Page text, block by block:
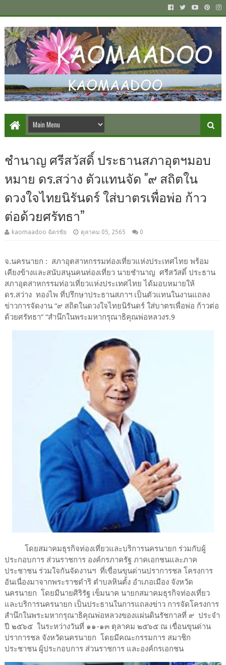
ชำนาญ​ ศรีสวัสดิ์​ ประธาน​สภา​อุตฯมอบ
หมาย​ ดร.สว่าง​ ตัวแทน​จัด​ "๙ สถิตใน
ดวงใจไทยนิรันดร์ ใส่บาตรเพื่อพ่อ ก้าว
ต่อด้วยศรัทธา”
kaomaadoo ฉัตรชัย ตุลาคม 05, 2565 0
จ.นครนายก : สภาอุตสาหกรรมท่องเที่ยวแห่งประเทศไทย พร้อม
เคียงข้างและสนับสนุนคนท่องเที่ยว นายชำนาญ ศรีสวัสดิ์ ประธาน
สภาอุตสาหกรรมท่อวเที่ยวแห่งประเทศไทย ได้มอบหมายให้
ดร.สว่าง ทองไพ ที่ปรึกษาประธานสภาฯ เป็นตัวแทนในงานแถลง
ข่าวการจัดงาน “๙ สถิตในดวงใจไทยนิรันดร์ ใส่บาตรเพื่อพ่อ ก้าวต่อ
ด้วยศรัทธา” “สำนึกในพระมหากรุณาธิคุณพ่อหลวงร.9
โดยสมาคมธุรกิจท่องเที่ยวและบริการนครนายก ร่วมกับผู้
ประกอบการ ส่วนราชการ องค์กรภาครัฐ ภาคเอกชนและภาค
ประชาชน ร่วมใจกันจัดงานฯ ที่เขื่อนขุนด่านปราการชล โครงการ
อันเนื่องมาจากพระราชดำริ ตำบลหินตั้ง อำเภอเมือง จังหวัด
นครนายก โดยมีนายศิริรัฐ เข็มนาค นายกสมาคมธุรกิจท่องเที่ยว
และบริการนครนายก เป็นประธานในการแถลงข่าว การจัดโครงการ
สำนึกในพระมหากรุณาธิคุณพ่อหลวงของแผ่นดินรัชกาลที่ ๙ ประจำ
ปี ๒๕๖๕ ในระหว่างวันที่ ๑๑-๑๓ ตุลาคม ๒๕๖๕ ณ เขื่อนขุนด่าน
ปราการชล จังหวัดนครนายก โดยมีคณะกรรมการ สมาชิก
ประชาชน ผู้ประกอบการ ส่วนราชการ และองค์กรเอกชน